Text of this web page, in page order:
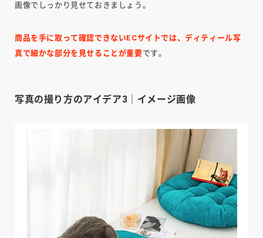
画像でしっかり見せておきましょう。
商品を手に取って確認できないECサイトでは、ディティール写
真で細かな部分を見せることが重要です。
写真の撮り方のアイデア3｜イメージ画像